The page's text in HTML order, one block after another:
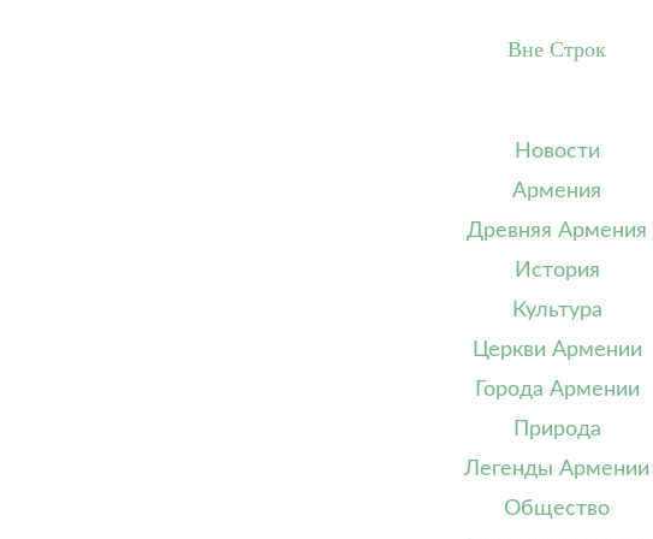
Вне Строк
Новости
Армения
Древняя Армения
История
Культура
Церкви Армении
Города Армении
Природа
Легенды Армении
Общество